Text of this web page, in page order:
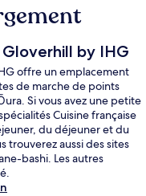
by IHG
offre un emplacement
de marche de points
Si vous avez une petite
Cuisine française
du déjeuner et du
trouverez aussi des sites
bashi. Les autres